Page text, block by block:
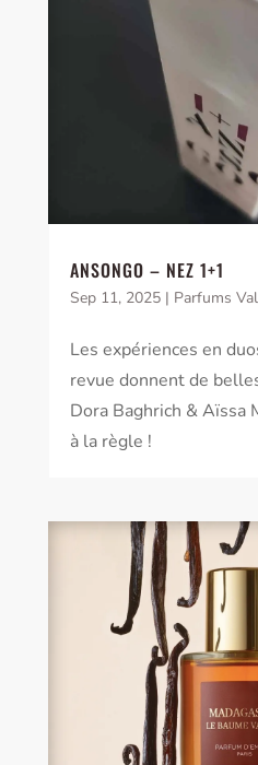
ANSONGO – NEZ 1+1
Sep 11, 2025| Parfums
Les expériences en
revue donnent de
Dora Baghrich & Aïssa
à la règle !